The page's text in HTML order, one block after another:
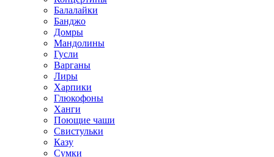
Балалайки
Банджо
Домры
Мандолины
Гусли
Варганы
Лиры
Харпики
Глюкофоны
Ханги
Поющие чаши
Свистульки
Казу
Сумки